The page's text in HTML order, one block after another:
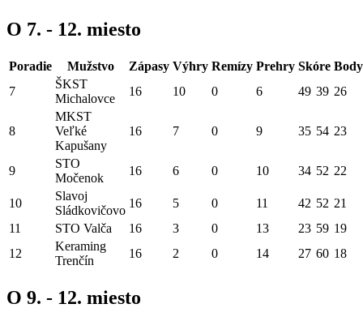
O 7. - 12. miesto
Poradie Mužstvo Zápasy Výhry Remízy Prehry Skóre Body
7
ŠKST
Michalovce
16 10 0 6 49 39 26
8
MKST
Veľké
Kapušany
16 7 0 9 35 54 23
9
STO
Močenok
16 6 0 10 34 52 22
10
Slavoj
Sládkovičovo
16 5 0 11 42 52 21
11
STO Valča 16 3 0 13 23 59 19
12
Keraming
Trenčín
16 2 0 14 27 60 18
O 9. - 12. miesto